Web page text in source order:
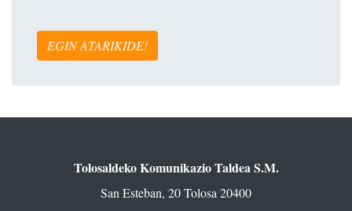
EGIN ATARIKIDE!
Tolosaldeko Komunikazio Taldea S.M.
San Esteban, 20 Tolosa 20400